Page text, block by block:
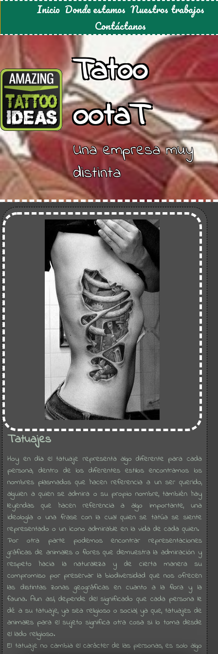
Tatoo
ootaT
Una empresa muy
distinta
Inicio Donde estamos Nuestros trabajos
Contáctanos
Tatuajes
Hoy en día el tatuaje representa algo diferente para cada
persona, dentro de los diferentes estilos encontramos los
nombres plasmados que hacen referencia a un ser querido,
alguien a quien se admira o su propio nombre, también hay
leyendas que hacen referencia a algo importante, una
ideología o una frase con la cual quien se tatúa se siente
representado o un icono admirable en la vida de cada quien.
Por otra parte podemos encontrar representaciones
gráficas de animales o flores que demuestra la admiración y
respeto hacia la naturaleza y de cierta manera su
compromiso por preservar la biodiversidad que nos ofrecen
las distintas zonas geográficas en cuanto a la flora y la
fauna. Aun así, depende del significado que cada persona le
dé a su tatuaje, ya sea religioso o social, ya que, tatuajes de
animales para el sujeto significa otra cosa si lo toma desde
el lado religioso.
El tatuaje no cambia el carácter de las personas, es solo algo